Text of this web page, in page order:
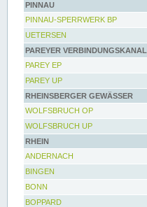
PINNAU
PINNAU-SPERRWERK BP
UETERSEN
PAREYER VERBINDUNGSKANAL
PAREY EP
PAREY UP
RHEINSBERGER GEWÄSSER
WOLFSBRUCH OP
WOLFSBRUCH UP
RHEIN
ANDERNACH
BINGEN
BONN
BOPPARD